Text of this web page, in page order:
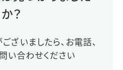
か？
ざいましたら、お電話、
い合わせください